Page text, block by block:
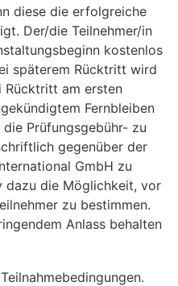
diese die erfolgreiche
Der/die Teilnehmer/in
kostenlos
späterem Rücktritt wird
Rücktritt am ersten
Fernbleiben
Prüfungsgebühr- zu
gegenüber der
GmbH zu
dazu die Möglichkeit, vor
zu bestimmen.
Anlass behalten